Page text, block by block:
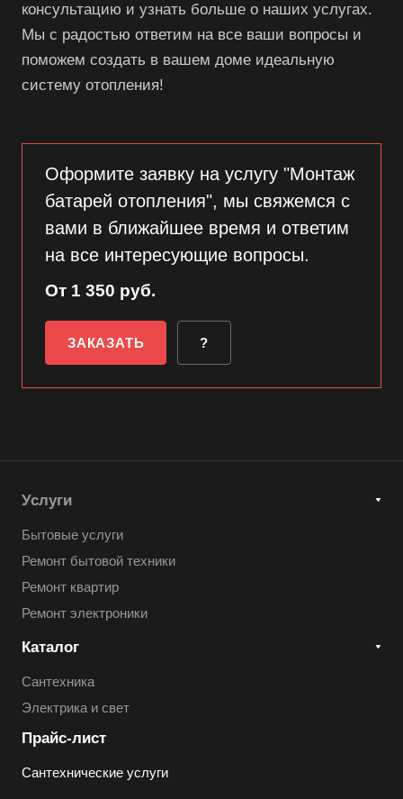
консультацию и узнать больше о наших услугах.
Мы с радостью ответим на все ваши вопросы и
поможем создать в вашем доме идеальную
систему отопления!
Оформите заявку на услугу "Монтаж
батарей отопления", мы свяжемся с
вами в ближайшее время и ответим
на все интересующие вопросы.
От 1 350 руб.
ЗАКАЗАТЬ ?
Услуги
Бытовые услуги
Ремонт бытовой техники
Ремонт квартир
Ремонт электроники
Каталог
Сантехника
Электрика и свет
Прайс-лист
Сантехнические услуги